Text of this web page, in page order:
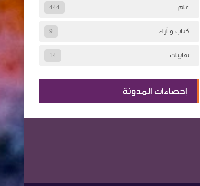
عام 444
كتاب و أراء 9
نقابيات 14
إحصاءات المدونة